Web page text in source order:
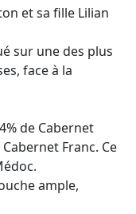
et sa fille Lilian
sur une des plus
face à la
de Cabernet
Franc. Ce
ample,